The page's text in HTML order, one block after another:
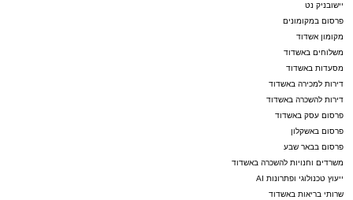
יישובניק נט
פרסום במקומונים
מקומון אשדוד
משלוחים באשדוד
מסעדות באשדוד
דירות למכירה באשדוד
דירות להשכרה באשדוד
פרסום עסק באשדוד
פרסום באשקלון
פרסום בבאר שבע
משרדים וחנויות להשכרה באשדוד
ייעוץ טכנולוגי ופתרונות AI
שרותי בריאות באשדוד